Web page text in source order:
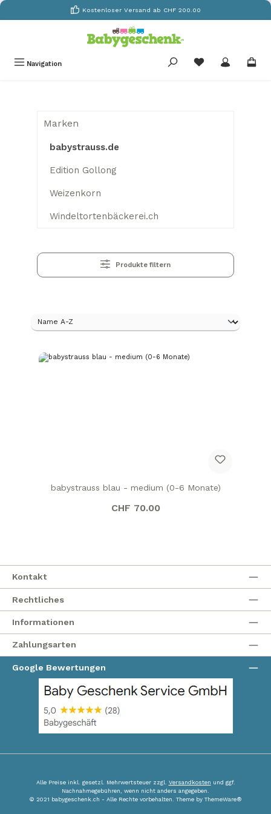
Zum Hauptinhalt springenKostenloser Versand ab CHF 200.00
Navigation Du hast 0
Marken
babystrauss.de
Edition Gollong
Weizenkorn
Windeltortenbäckerei.ch
Produkte filtern
babystrauss blau - medium (0-6 Monate)
Regulärer Preis:
CHF 70.00
Kontakt
Rechtliches
Informationen
Zahlungsarten
Google Bewertungen
Alle Preise inkl. gesetzl. Mehrwertsteuer zzgl. Versandkosten und ggf.
Nachnahmegebühren, wenn nicht anders angegeben.
© 2021 babygeschenk.ch - Alle Rechte vorbehalten. Theme by ThemeWare®